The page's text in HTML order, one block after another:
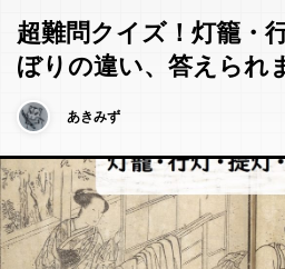
超難問クイズ！灯籠・
ぼりの違い、答えられ
あきみず